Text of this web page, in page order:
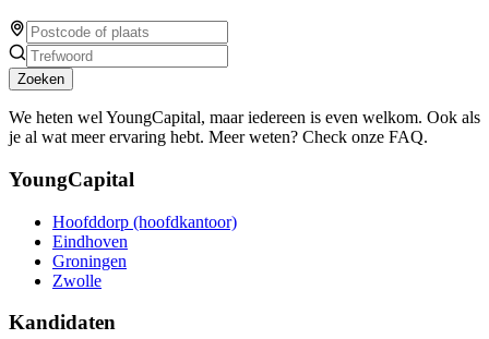
Zoeken
We heten wel YoungCapital, maar iedereen is even welkom. Ook als
je al wat meer ervaring hebt. Meer weten? Check onze FAQ.
YoungCapital
Hoofddorp (hoofdkantoor)
Eindhoven
Groningen
Zwolle
Kandidaten